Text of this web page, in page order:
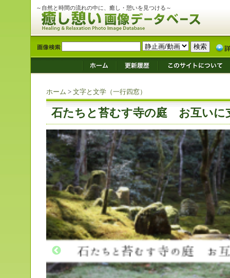
～自然と時間の流れの中に、癒し・憩いを見つける～
ホーム > 文字と文学（一行四窓）
石たちと苔むす寺の庭 お互い